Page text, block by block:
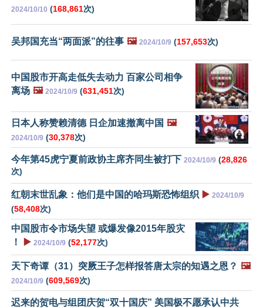
2024/10/10 (168,861次)
吴邦国充当“两面派”的往事 🖼️ 2024/10/9 (157,653次)
中国股市开高走低失去动力 百家公司相争
离场 🖼️ 2024/10/9 (631,451次)
日本人称赞赖清德 日企加速撤离中国 🖼️
2024/10/9 (30,378次)
今年第45虎宁夏前政协主席齐同生被打下 2024/10/9 (28,826
次)
红朝末世乱象：他们是中国的哈玛斯恐怖组织 ▶️ 2024/10/9
(58,408次)
中国股市令市场失望 或爆发像2015年股灾
！
▶️ 2024/10/9 (52,177次)
天下奇谭（31）突厥王子怎样报答唐太宗的知遇之恩？ 🖼️
2024/10/9 (609,569次)
迟来的贺电与组团庆贺“双十国庆” 美国极不愿承认中共